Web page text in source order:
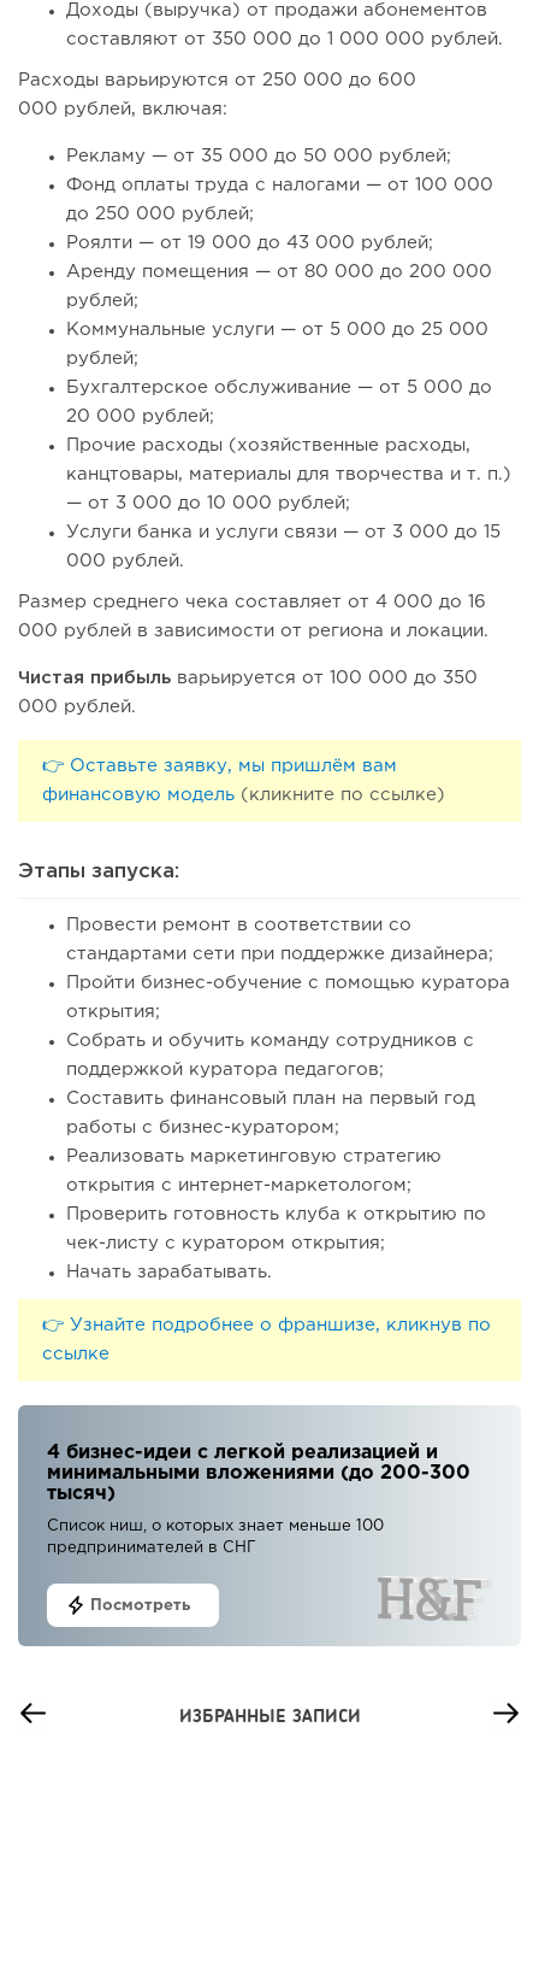
Доходы (выручка) от продажи абонементов
составляют от 350 000 до 1 000 000 рублей.
Расходы варьируются от 250 000 до 600
000 рублей, включая:
Рекламу — от 35 000 до 50 000 рублей;
Фонд оплаты труда с налогами — от 100 000
до 250 000 рублей;
Роялти — от 19 000 до 43 000 рублей;
Аренду помещения — от 80 000 до 200 000
рублей;
Коммунальные услуги — от 5 000 до 25 000
рублей;
Бухгалтерское обслуживание — от 5 000 до
20 000 рублей;
Прочие расходы (хозяйственные расходы,
канцтовары, материалы для творчества и т. п.)
— от 3 000 до 10 000 рублей;
Услуги банка и услуги связи — от 3 000 до 15
000 рублей.
Размер среднего чека составляет от 4 000 до 16
000 рублей в зависимости от региона и локации.
Чистая прибыль варьируется от 100 000 до 350
000 рублей.
👉 Оставьте заявку, мы пришлём вам
финансовую модель (кликните по ссылке)
Этапы запуска:
Провести ремонт в соответствии со
стандартами сети при поддержке дизайнера;
Пройти бизнес-обучение с помощью куратора
открытия;
Собрать и обучить команду сотрудников с
поддержкой куратора педагогов;
Составить финансовый план на первый год
работы с бизнес-куратором;
Реализовать маркетинговую стратегию
открытия с интернет-маркетологом;
Проверить готовность клуба к открытию по
чек-листу с куратором открытия;
Начать зарабатывать.
👉 Узнайте подробнее о франшизе, кликнув по
ссылке
4 бизнес-идеи с легкой реализацией и
минимальными вложениями (до 200-300
тысяч)
Список ниш, о которых знает меньше 100
предпринимателей в СНГ
Посмотреть
ИЗБРАННЫЕ ЗАПИСИ